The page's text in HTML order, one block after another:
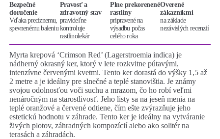
Bezpečné
doručenie
Vďaka precíznemu,
spevnenému baleniu
Pravosť a
zdravotný stav
pravideľne
kontroluje
rastlinolekár
Plne prekorenené
rastliny
pripravené na
výsadbu počas
celého roka
Overené
zákazníkmi
na základe
nezávislých recenzií
Myrta krepová ‘Crimson Red’ (Lagerstroemia indica) je
nádherný okrasný ker, ktorý v lete rozkvitne pútavými,
intenzívne červenými kvetmi. Tento ker dorastá do výšky 1,5 až
2 metre a je ideálny pre slnečné a teplé stanovištia. Je známy
svojou odolnosťou voči suchu a mrazom, čo ho robí veľmi
nenáročným na starostlivosť. Jeho listy sa na jeseň menia na
teplé oranžové a červené odtiene, čím ešte zvýrazňuje jeho
estetickú hodnotu v záhrade. Tento ker je ideálny na vytváranie
živých plotov, záhradných kompozícií alebo ako solitér na
terasách a záhradách.